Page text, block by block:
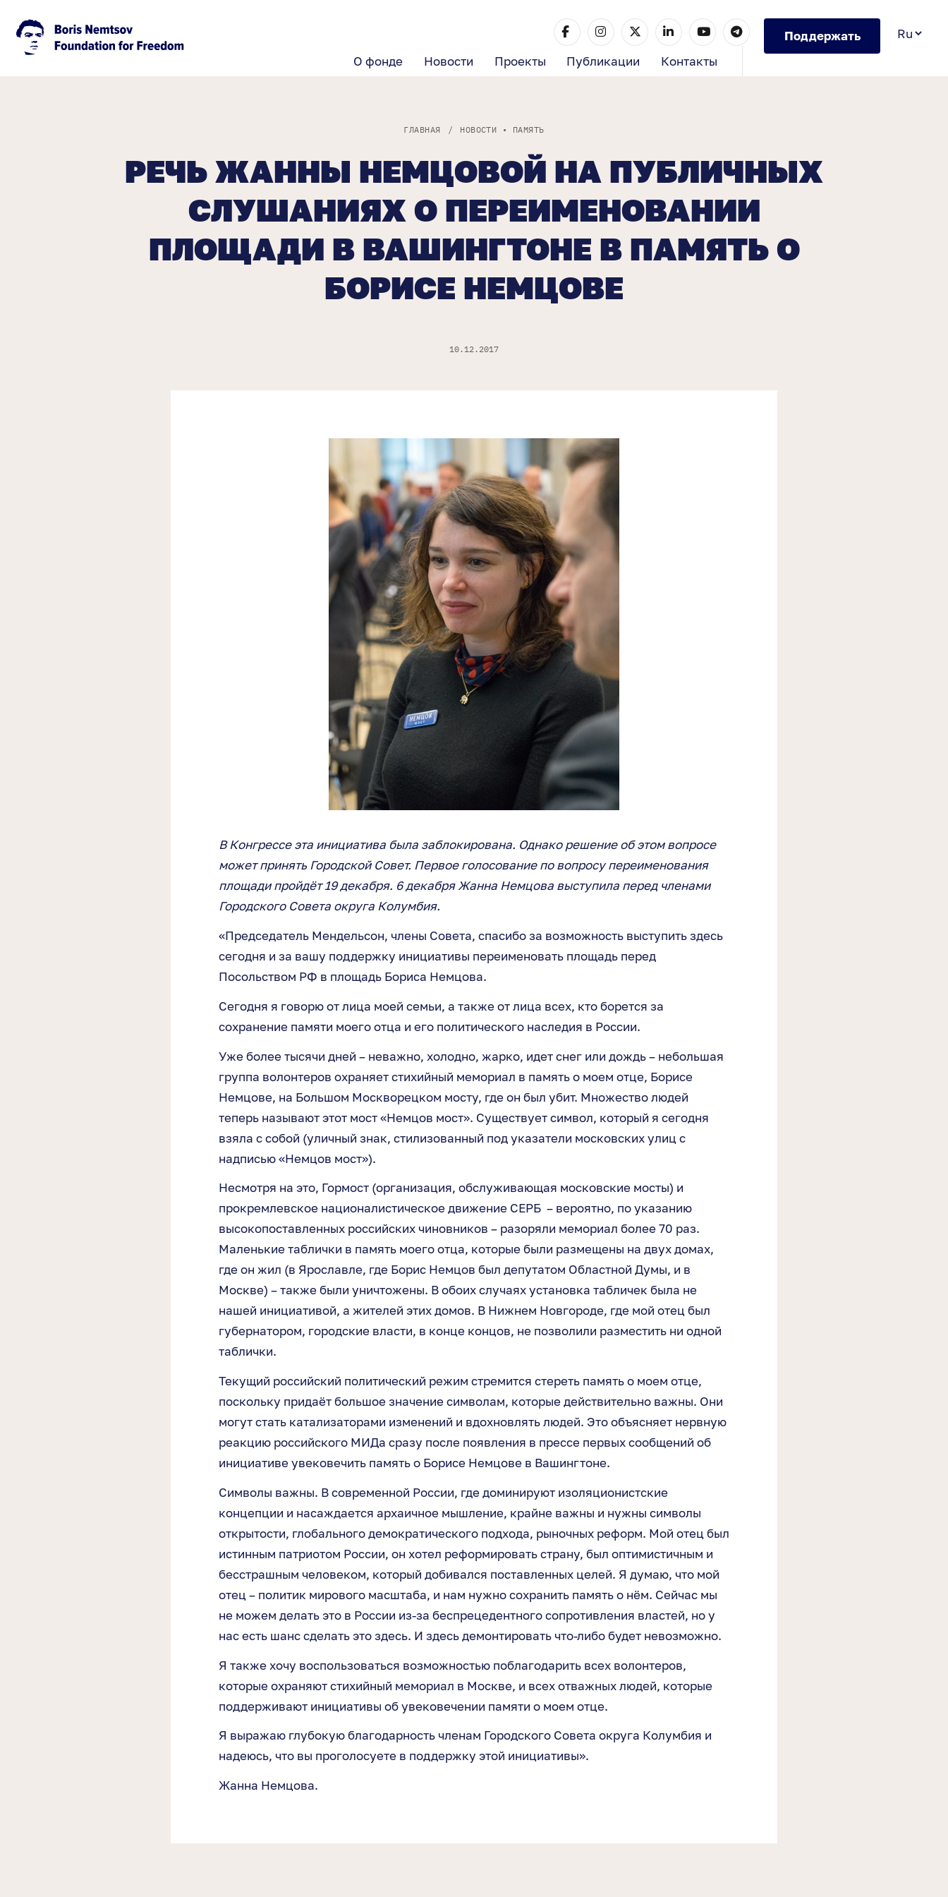
Поддержать
Контакты
Публикации
Проекты
Новости
О фонде
ГЛАВНАЯ / НОВОСТИ • ПАМЯТЬ
РЕЧЬ ЖАННЫ НЕМЦОВОЙ НА ПУБЛИЧНЫХ
СЛУШАНИЯХ О ПЕРЕИМЕНОВАНИИ
ПЛОЩАДИ В ВАШИНГТОНЕ В ПАМЯТЬ О
БОРИСЕ НЕМЦОВЕ
10.12.2017
В Конгрессе эта инициатива была заблокирована. Однако решение об этом вопросе
может принять Городской Совет. Первое голосование по вопросу переименования
площади пройдёт 19 декабря. 6 декабря Жанна Немцова выступила перед членами
Городского Совета округа Колумбия.
«Председатель Мендельсон, члены Совета, спасибо за возможность выступить здесь
сегодня и за вашу поддержку инициативы переименовать площадь перед
Посольством РФ в площадь Бориса Немцова.
Сегодня я говорю от лица моей семьи, а также от лица всех, кто борется за
сохранение памяти моего отца и его политического наследия в России.
Уже более тысячи дней – неважно, холодно, жарко, идет снег или дождь – небольшая
группа волонтеров охраняет стихийный мемориал в память о моем отце, Борисе
Немцове, на Большом Москворецком мосту, где он был убит. Множество людей
теперь называют этот мост «Немцов мост». Существует символ, который я сегодня
взяла с собой (уличный знак, стилизованный под указатели московских улиц с
надписью «Немцов мост»).
Несмотря на это, Гормост (организация, обслуживающая московские мосты) и
прокремлевское националистическое движение СЕРБ – вероятно, по указанию
высокопоставленных российских чиновников – разоряли мемориал более 70 раз.
Маленькие таблички в память моего отца, которые были размещены на двух домах,
где он жил (в Ярославле, где Борис Немцов был депутатом Областной Думы, и в
Москве) – также были уничтожены. В обоих случаях установка табличек была не
нашей инициативой, а жителей этих домов. В Нижнем Новгороде, где мой отец был
губернатором, городские власти, в конце концов, не позволили разместить ни одной
таблички.
Текущий российский политический режим стремится стереть память о моем отце,
поскольку придаёт большое значение символам, которые действительно важны. Они
могут стать катализаторами изменений и вдохновлять людей. Это объясняет нервную
реакцию российского МИДа сразу после появления в прессе первых сообщений об
инициативе увековечить память о Борисе Немцове в Вашингтоне.
Символы важны. В современной России, где доминируют изоляционистские
концепции и насаждается архаичное мышление, крайне важны и нужны символы
открытости, глобального демократического подхода, рыночных реформ. Мой отец был
истинным патриотом России, он хотел реформировать страну, был оптимистичным и
бесстрашным человеком, который добивался поставленных целей. Я думаю, что мой
отец – политик мирового масштаба, и нам нужно сохранить память о нём. Сейчас мы
не можем делать это в России из-за беспрецедентного сопротивления властей, но у
нас есть шанс сделать это здесь. И здесь демонтировать что-либо будет невозможно.
Я также хочу воспользоваться возможностью поблагодарить всех волонтеров,
которые охраняют стихийный мемориал в Москве, и всех отважных людей, которые
поддерживают инициативы об увековечении памяти о моем отце.
Я выражаю глубокую благодарность членам Городского Совета округа Колумбия и
надеюсь, что вы проголосуете в поддержку этой инициативы».
Жанна Немцова.